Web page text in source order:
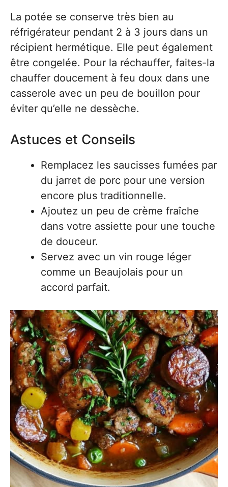
La potée se conserve très bien au
réfrigérateur pendant 2 à 3 jours dans un
récipient hermétique. Elle peut également
être congelée. Pour la réchauffer, faites-la
chauffer doucement à feu doux dans une
casserole avec un peu de bouillon pour
éviter qu’elle ne dessèche.
Astuces et Conseils
Remplacez les saucisses fumées par
du jarret de porc pour une version
encore plus traditionnelle.
Ajoutez un peu de crème fraîche
dans votre assiette pour une touche
de douceur.
Servez avec un vin rouge léger
comme un Beaujolais pour un
accord parfait.